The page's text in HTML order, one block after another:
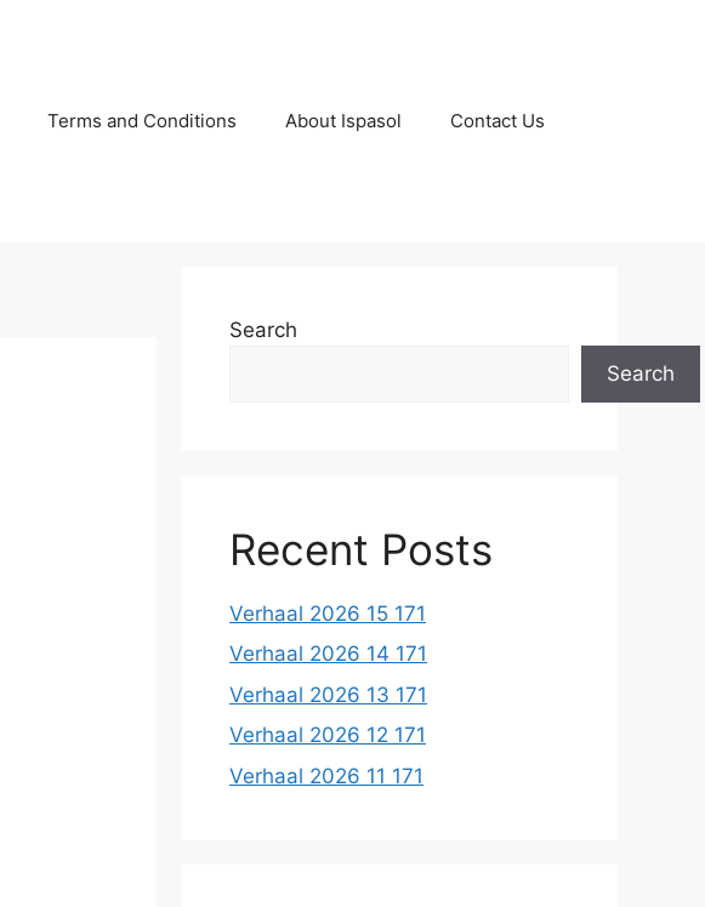
Terms and Conditions About Ispasol Contact Us
Search
Search
Recent Posts
Verhaal 2026 15 171
Verhaal 2026 14 171
Verhaal 2026 13 171
Verhaal 2026 12 171
Verhaal 2026 11 171